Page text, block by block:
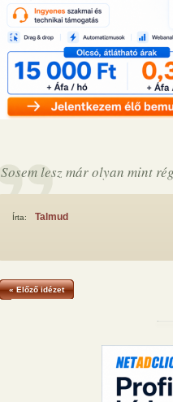
Sosem lesz már olyan mint
Írta: Talmud
« Előző idézet